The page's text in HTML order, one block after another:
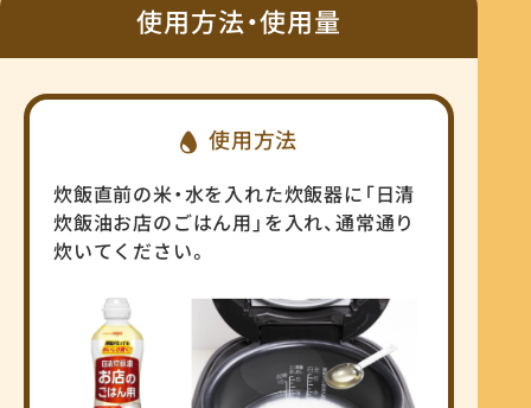
使用方法・使用量
使用方法
炊飯直前の米・水を入れた炊飯器に「日清
炊飯油お店のごはん用」を入れ、通常通り
炊いてください。